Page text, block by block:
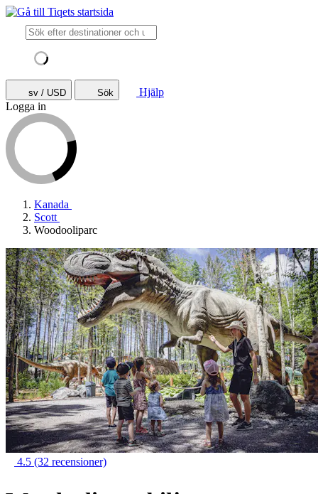
sv / USD Sök
Hjälp
Logga in
Kanada
Scott
Woodooliparc
4.5 (32 recensioner)